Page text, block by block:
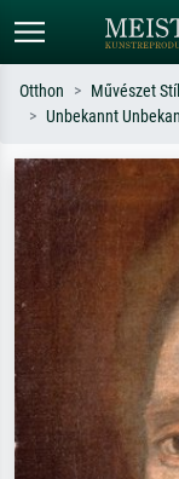
Keressen művész,
szerint – pl. Monet,
impresszionizmus,
akt.
Otthon Művészet
Unbekannt